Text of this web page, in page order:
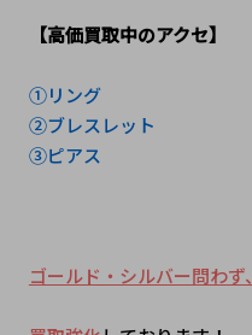
【高価買取中のアクセ】
①リング
②ブレスレット
③ピアス
ゴールド・シルバー問わず、